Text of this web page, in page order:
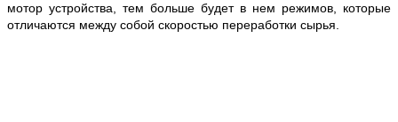
мотор устройства, тем больше будет в нем режимов, которые
отличаются между собой скоростью переработки сырья.